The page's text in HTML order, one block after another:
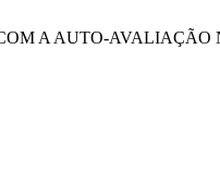
A AUTO-AVALIAÇÃO